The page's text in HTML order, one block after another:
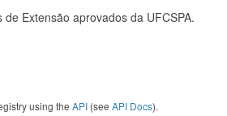
Extensão aprovados da UFCSPA.
using the API (see API Docs).